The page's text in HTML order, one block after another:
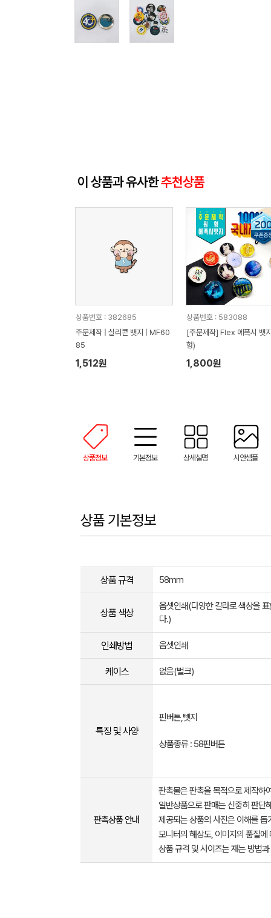
이 상품과 유사한추천상품
상품번호 : 382685
주문제작 | 실리콘 뱃지 | MF60
85
1,512원
상품번호 : 583088
[주문제작] Flex 에폭시 뱃
형)
1,800원
상품정보 기본정보 상세설명 시안샘플
상품 기본정보
상품 규격 58mm
상품 색상
옵셋인쇄(다양한 칼라로 색상을
다.)
인쇄방법 옵셋인쇄
케이스 없음(벌크)
특징 및 사양
핀버튼,뺏지
상품종류 : 58핀버튼
판촉상품 안내
판촉물은 판촉을 목적으로 제작하
일반상품으로 판매는 신중히 판단
제공되는 상품의 사진은 이해를
모니터의 해상도, 이미지의 품질
상품 규격 및 사이즈는 재는 방법